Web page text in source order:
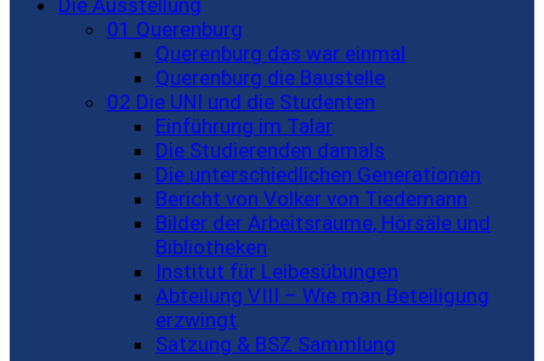
Die Ausstellung
01 Querenburg
Querenburg das war einmal
Querenburg die Baustelle
02 Die UNI und die Studenten
Einführung im Talar
Die Studierenden damals
Die unterschiedlichen Generationen
Bericht von Volker von Tiedemann
Bilder der Arbeitsräume, Hörsäle und
Bibliotheken
Institut für Leibesübungen
Abteilung VIII – Wie man Beteiligung
erzwingt
Satzung & BSZ Sammlung